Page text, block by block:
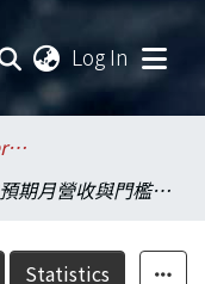
Log In
.National Taiwan University / 國立臺灣大學
季末未預期月營收與門檻操縱之關聯性研究
Statistics